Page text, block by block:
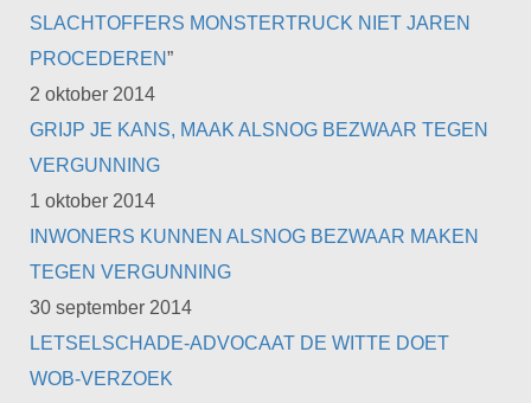
SLACHTOFFERS MONSTERTRUCK NIET JAREN
PROCEDEREN”
2 oktober 2014
GRIJP JE KANS, MAAK ALSNOG BEZWAAR TEGEN
VERGUNNING
1 oktober 2014
INWONERS KUNNEN ALSNOG BEZWAAR MAKEN
TEGEN VERGUNNING
30 september 2014
LETSELSCHADE-ADVOCAAT DE WITTE DOET
WOB-VERZOEK